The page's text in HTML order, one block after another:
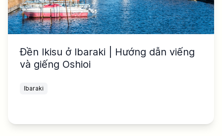
Đền Ikisu ở Ibaraki | Hướng dẫn viếng
và giếng Oshioi
Ibaraki